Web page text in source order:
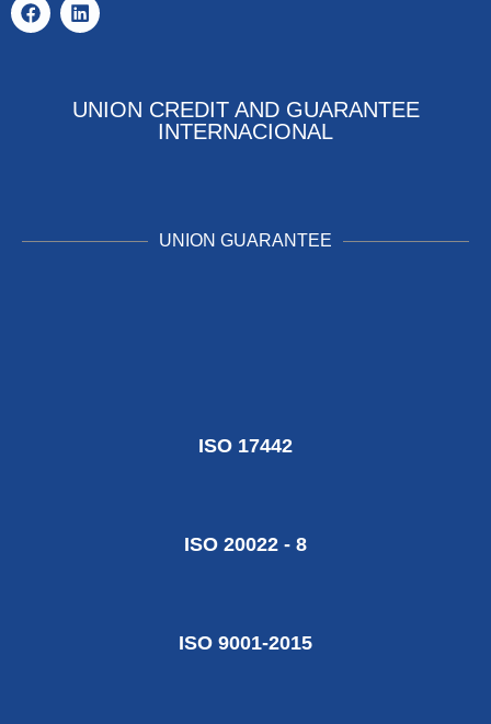
UNION CREDIT AND GUARANTEE
INTERNACIONAL
UNION GUARANTEE
ISO 17442
ISO 20022 - 8
ISO 9001-2015